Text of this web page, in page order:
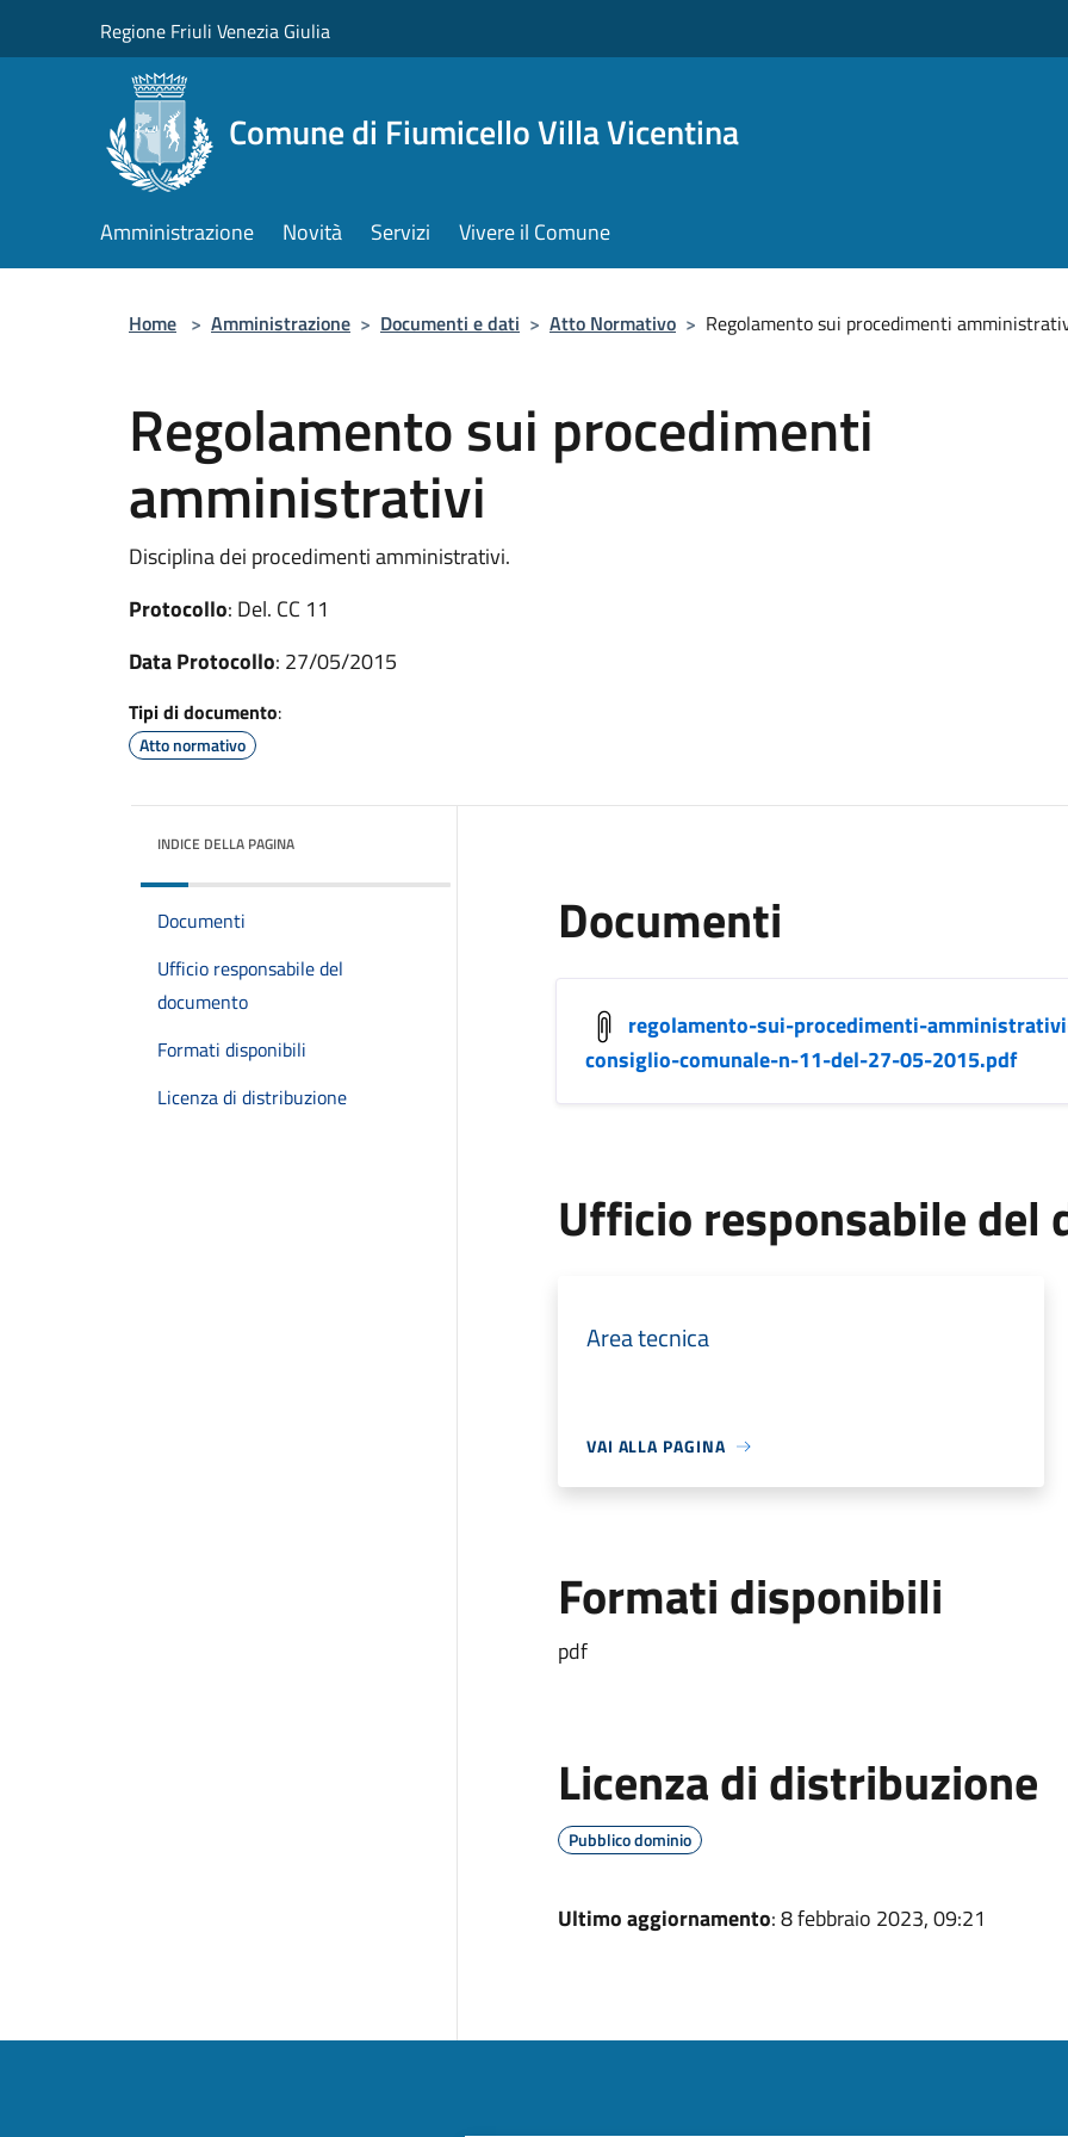
Regione Friuli Venezia Giulia
Comune di Fiumicello Villa Vicentina
Amministrazione Novità Servizi Vivere il Comune
Home > Amministrazione > Documenti e dati > Atto Normativo > Regolamento sui procedimenti
Regolamento sui procedimenti
amministrativi
Disciplina dei procedimenti amministrativi.
Protocollo: Del. CC 11
Data Protocollo: 27/05/2015
Tipi di documento:
Atto normativo
INDICE DELLA PAGINA
Documenti
Ufficio responsabile del
documento
Formati disponibili
Licenza di distribuzione
Documenti
regolamento-sui-procedimenti-
consiglio-comunale-n-11-del-27-05-2015.pdf
Ufficio responsabile del
Area tecnica
VAI ALLA PAGINA
Formati disponibili
pdf
Licenza di distribuzione
Pubblico dominio
Ultimo aggiornamento: 8 febbraio 2023, 09:21